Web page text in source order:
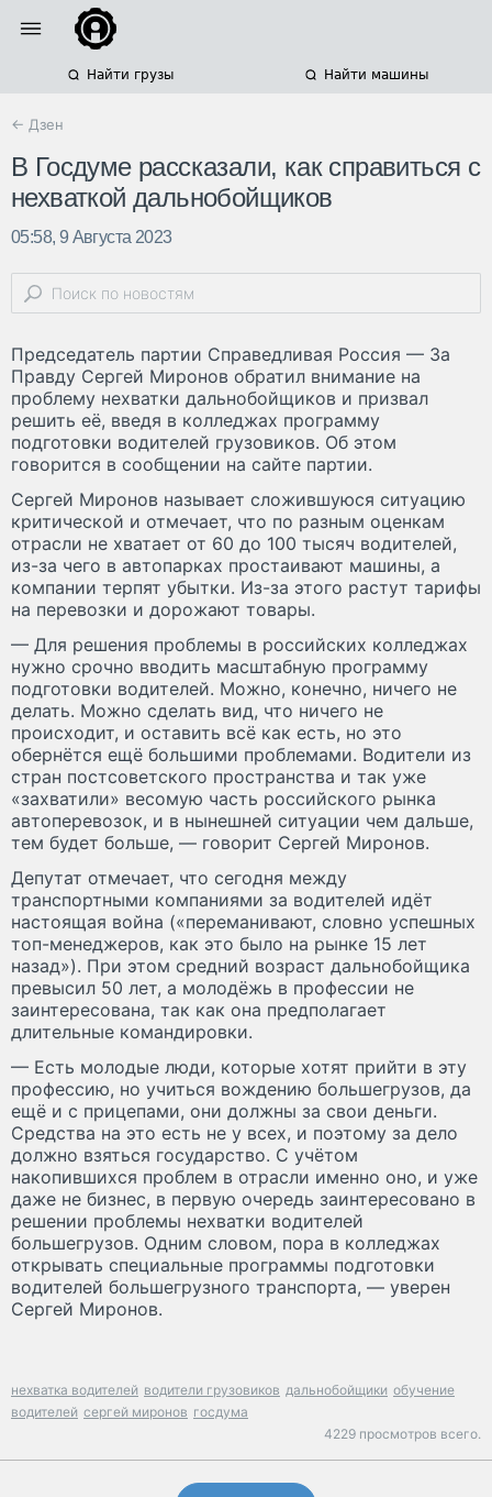
Найти грузы Найти машины
← Дзен
В Госдуме рассказали, как справиться с
нехваткой дальнобойщиков
05:58, 9 Августа 2023
Председатель партии Справедливая Россия — За
Правду Сергей Миронов обратил внимание на
проблему нехватки дальнобойщиков и призвал
решить её, введя в колледжах программу
подготовки водителей грузовиков. Об этом
говорится в сообщении на сайте партии.
Сергей Миронов называет сложившуюся ситуацию
критической и отмечает, что по разным оценкам
отрасли не хватает от 60 до 100 тысяч водителей,
из-за чего в автопарках простаивают машины, а
компании терпят убытки. Из-за этого растут тарифы
на перевозки и дорожают товары.
— Для решения проблемы в российских колледжах
нужно срочно вводить масштабную программу
подготовки водителей. Можно, конечно, ничего не
делать. Можно сделать вид, что ничего не
происходит, и оставить всё как есть, но это
обернётся ещё большими проблемами. Водители из
стран постсоветского пространства и так уже
«захватили» весомую часть российского рынка
автоперевозок, и в нынешней ситуации чем дальше,
тем будет больше, — говорит Сергей Миронов.
Депутат отмечает, что сегодня между
транспортными компаниями за водителей идёт
настоящая война («переманивают, словно успешных
топ-менеджеров, как это было на рынке 15 лет
назад»). При этом средний возраст дальнобойщика
превысил 50 лет, а молодёжь в профессии не
заинтересована, так как она предполагает
длительные командировки.
— Есть молодые люди, которые хотят прийти в эту
профессию, но учиться вождению большегрузов, да
ещё и с прицепами, они должны за свои деньги.
Средства на это есть не у всех, и поэтому за дело
должно взяться государство. С учётом
накопившихся проблем в отрасли именно оно, и уже
даже не бизнес, в первую очередь заинтересовано в
решении проблемы нехватки водителей
большегрузов. Одним словом, пора в колледжах
открывать специальные программы подготовки
водителей большегрузного транспорта, — уверен
Сергей Миронов.
нехватка водителей водители грузовиков дальнобойщики обучение
водителей сергей миронов госдума
4229 просмотров всего.